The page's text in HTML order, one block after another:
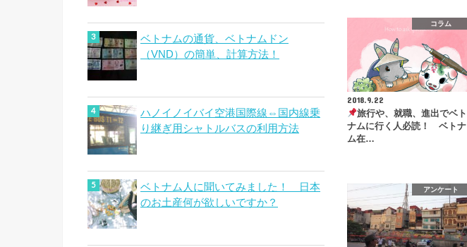
コラム
2018.9.22
旅行や、就職、進出でベト
ナムに行く人必読！ ベトナ
ム在…
アンケート
ベトナムの通貨、ベトナムドン
（VND）の簡単、計算方法！
ハノイノイバイ空港国際線⇔国内線乗
り継ぎ用シャトルバスの利用方法
ベトナム人に聞いてみました！ 日本
のお土産何が欲しいですか？